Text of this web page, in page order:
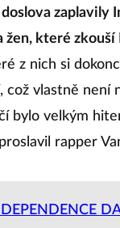
zaplavily
které zkouší
z nich si
což vlastně není
bylo velkým
rapper